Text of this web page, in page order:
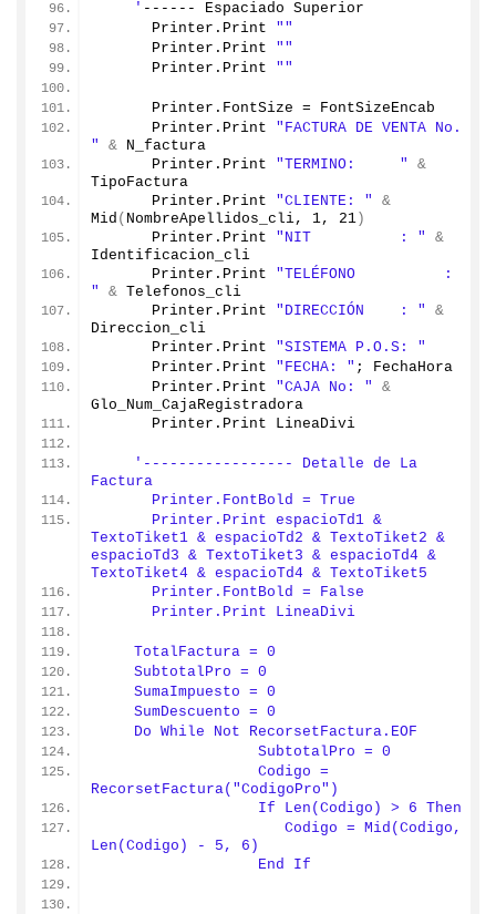
    '
------ Espaciado Superior
      Printer.
Print
""
      Printer.
Print
""
      Printer.
Print ""
      Printer.
FontSize = FontSizeEncab
      Printer.
Print
"FACTURA DE VENTA No.
"
& N_factura
      Printer.
Print "TERMINO:     "
&
TipoFactura
      Printer.
Print "CLIENTE: "
&
Mid ( NombreApellidos_cli, 1, 21)
      Printer.
Print "NIT          : "
&
Identificacion_cli
      Printer.
Print
"TELÉFONO          :
"
& Telefonos_cli
      Printer.
Print "DIRECCIÓN    : "
&
Direccion_cli
      Printer.
Print
"SISTEMA P.O.S: "
      Printer.
Print "FECHA: " ; FechaHora
      Printer.
Print "CAJA No: "
&
Glo_Num_CajaRegistradora
      Printer.
Print LineaDivi
'----------------- Detalle de La
Factura
      Printer.FontBold = True
      Printer.Print espacioTd1 &
TextoTiket1 & espacioTd2 & TextoTiket2 &
espacioTd3 & TextoTiket3 & espacioTd4 &
TextoTiket4 & espacioTd4 & TextoTiket5
      Printer.FontBold = False
      Printer.Print LineaDivi
    TotalFactura = 0
    SubtotalPro = 0
    SumaImpuesto = 0
    SumDescuento = 0
    Do While Not RecorsetFactura.EOF
                  SubtotalPro = 0
                  Codigo =
RecorsetFactura("CodigoPro")
                  If Len(Codigo) > 6 Then
                     Codigo = Mid(Codigo,
Len(Codigo) - 5, 6)
                  End If